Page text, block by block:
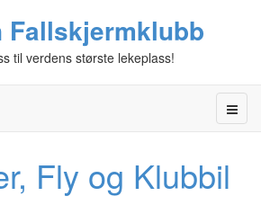
Fallskjermklubb
til verdens største lekeplass!
Fly og Klubbil